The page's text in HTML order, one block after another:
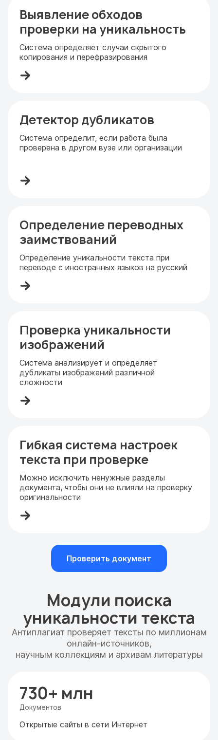
Выявление обходов
проверки на уникальность
Система определяет случаи скрытого
копирования и перефразирования
Детектор дубликатов
Система определит, если работа была
проверена в другом вузе или организации
Определение переводных
заимствований
Определение уникальности текста при
переводе с иностранных языков на русский
Гибкая система настроек
текста при проверке
Можно исключить ненужные разделы
документа, чтобы они не влияли на проверку
оригинальности
Проверка уникальности
изображений
Система анализирует и определяет
дубликаты изображений различной
сложности
Проверить документ
Модули поиска
уникальности текста
Антиплагиат проверяет тексты по миллионам
онлайн-источников,
научным коллекциям и архивам литературы
730+ млн
Документов
Открытые сайты в сети Интернет